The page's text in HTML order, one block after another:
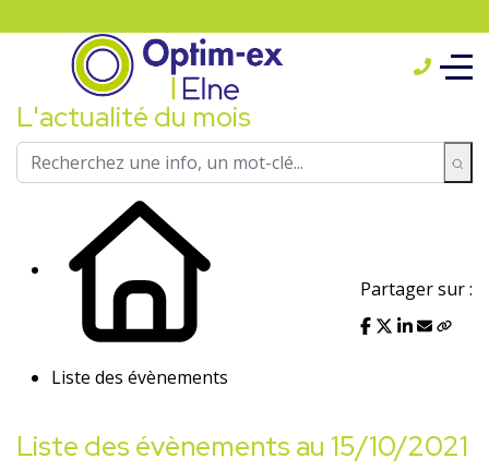
L'actualité du mois
Liste des évènements
Partager sur :
Liste des évènements au 15/10/2021